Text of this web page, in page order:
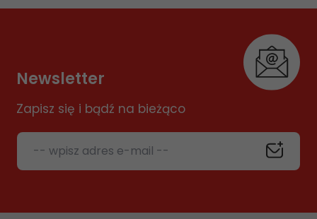
Newsletter
Zapisz się i bądź na bieżąco
-- wpisz adres e-mail --